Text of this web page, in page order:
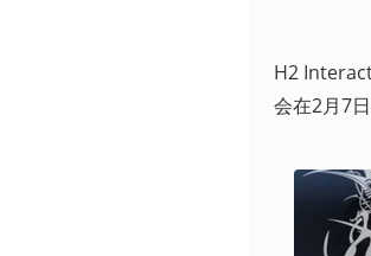
H2
会在2月7